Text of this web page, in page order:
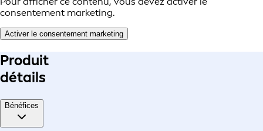
consentement marketing.
Activer le consentement marketing
Produit
détails
Bénéfices